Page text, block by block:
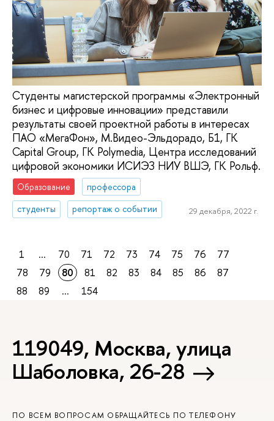
Студенты магистерской программы «Электронный
бизнес и цифровые инновации» представили
результаты своей проектной работы в интересах
ПАО «МегаФон», М.Видео-Эльдорадо, Б1, ГК
Capital Group, ГК Polymedia, Центра исследований
цифровой экономики ИСИЭЗ НИУ ВШЭ, ГК Рольф.
Образование
профессора
студенты
репортаж о событии 29 декабря, 2022 г.
1 ... 70 71 72 73 74 75 76
77
78
79 80 81 82 83 84 85 86
87
88
89 ... 154
119049, Москва, улица
Шаболовка, 26-28
ПО ВСЕМ ВОПРОСАМ ОБРАЩАЙТЕСЬ ПО ТЕЛЕФОНУ